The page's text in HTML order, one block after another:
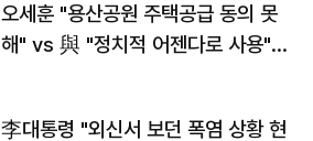
오세훈 "용산공원 주택공급 동의 못
해" vs 與 "정치적 어젠다로 사용"
李대통령 "외신서 보던 폭염 상황 현